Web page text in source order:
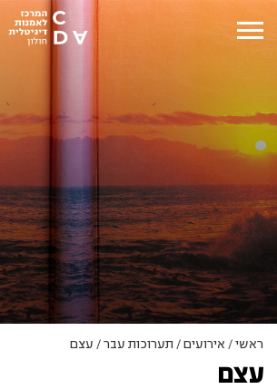
ראשי / אירועים / תערוכות עבר / עצם
עצם